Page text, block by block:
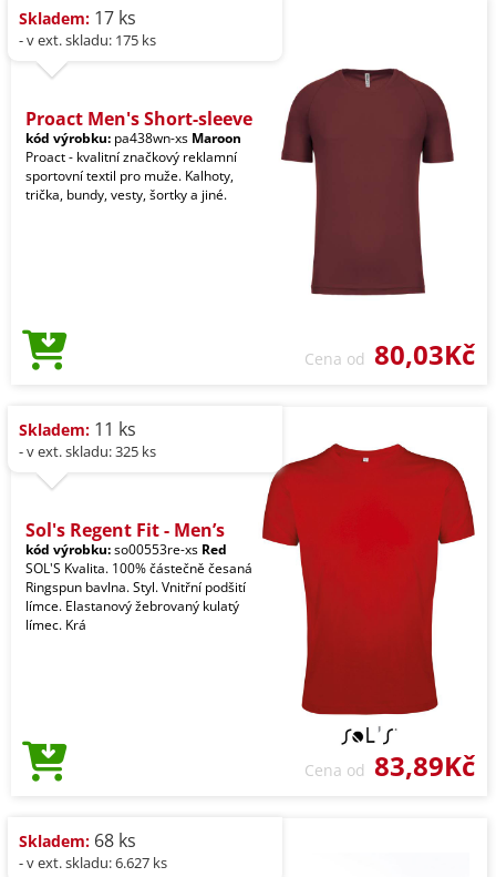
Skladem: 17 ks
- v ext. skladu: 175 ks
Proact Men's Short-sleeve
kód výrobku: pa438wn-xs Maroon
Proact - kvalitní značkový reklamní
sportovní textil pro muže. Kalhoty,
trička, bundy, vesty, šortky a jiné.
Cena od 80,03Kč
Skladem: 11 ks
- v ext. skladu: 325 ks
Sol's Regent Fit - Men’s
kód výrobku:so00553re-xs Red
SOL'S Kvalita. 100% částečně česaná
Ringspun bavlna. Styl. Vnitřní podšití
límce. Elastanový žebrovaný kulatý
límec. Krá
Cena od 83,89Kč
Skladem: 68 ks
- v ext. skladu: 6.627 ks